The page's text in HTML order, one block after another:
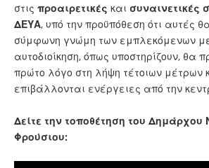
στις προαιρετικές και συναινετικές
ΔΕΥΑ, υπό την προϋπόθεση ότι αυτές
σύμφωνη γνώμη των εμπλεκόμενων
αυτοδιοίκηση, όπως υποστηρίζουν, θα
πρώτο λόγο στη λήψη τέτοιων μέτρων
επιβάλλονται ενέργειες από την
Δείτε την τοποθέτηση του
Φρούσιου: